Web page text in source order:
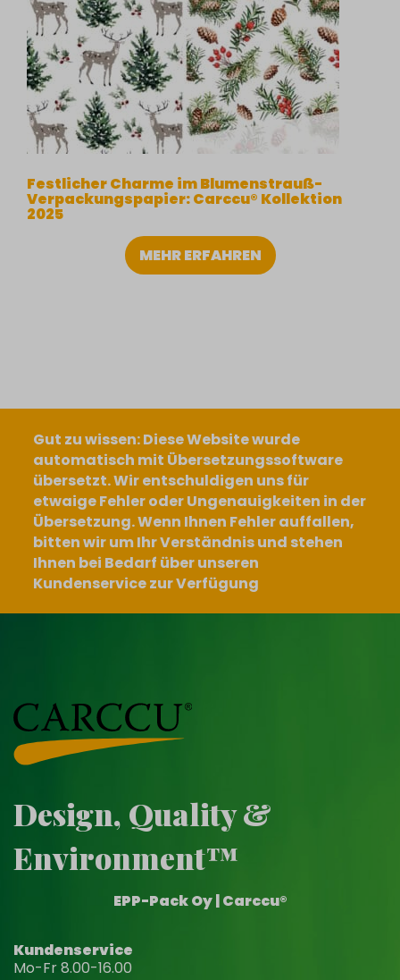
Festlicher Charme im Blumenstrauß-
Verpackungspapier: Carccu® Kollektion
2025
MEHR ERFAHREN
Gut zu wissen: Diese Website wurde
automatisch mit Übersetzungssoftware
übersetzt. Wir entschuldigen uns für
etwaige Fehler oder Ungenauigkeiten in der
Übersetzung. Wenn Ihnen Fehler auffallen,
bitten wir um Ihr Verständnis und stehen
Ihnen bei Bedarf über unseren
Kundenservice zur Verfügung
Design, Quality &
Environment™
EPP-Pack Oy | Carccu®
Kundenservice
Mo-Fr 8.00-16.00